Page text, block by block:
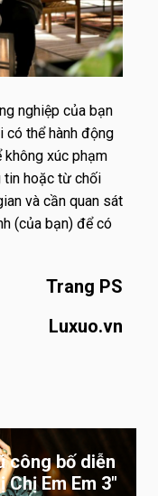
nghiệp của bạn
thể hành động
không xúc phạm
tin hoặc từ chối
và cần quan sát
(của bạn) để có
Trang PS
Luxuo.vn
công bố diễn
Em Em 3″